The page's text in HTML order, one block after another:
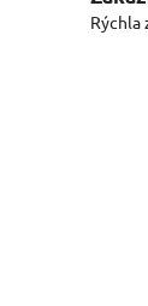
Rýchla